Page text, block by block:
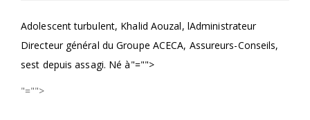
Adolescent turbulent, Khalid Aouzal, lAdministrateur
Directeur général du Groupe ACECA, Assureurs-Conseils,
sest depuis assagi. Né à"="">
"="">